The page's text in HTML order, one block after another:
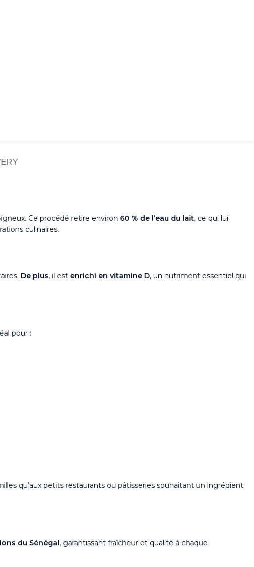
Ce procédé retire environ 60 % de l’eau du lait, ce qui lui
culinaires.
De plus, il est enrichi en vitamine D, un nutriment essentiel qui
pour :
qu’aux petits restaurants ou pâtisseries souhaitant un ingrédient
du Sénégal, garantissant fraîcheur et qualité à chaque